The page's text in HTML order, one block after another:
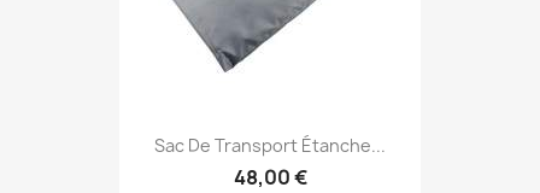
Sac De Transport Étanche...
48,00 €